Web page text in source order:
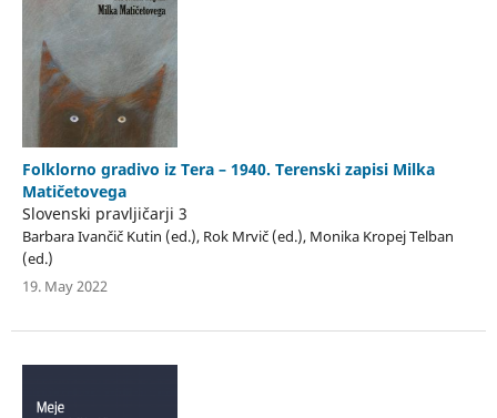
Folklorno gradivo iz Tera – 1940. Terenski zapisi Milka
Matičetovega
Slovenski pravljičarji 3
Barbara Ivančič Kutin (ed.), Rok Mrvič (ed.), Monika Kropej Telban
(ed.)
19. May 2022